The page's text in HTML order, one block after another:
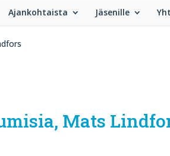
Ajankohtaista Jäsenille
Mats